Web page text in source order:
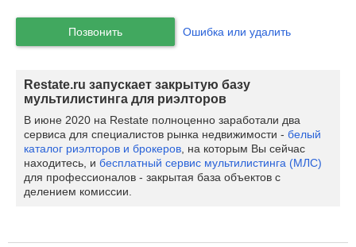
Позвонить Ошибка или удалить
Restate.ru запускает закрытую базу
мультилистинга для риэлторов
В июне 2020 на Restate полноценно заработали два
сервиса для специалистов рынка недвижимости - белый
каталог риэлторов и брокеров , на которым Вы сейчас
находитесь, и бесплатный сервис мультилистинга (МЛС)
для профессионалов - закрытая база объектов с
делением комиссии.